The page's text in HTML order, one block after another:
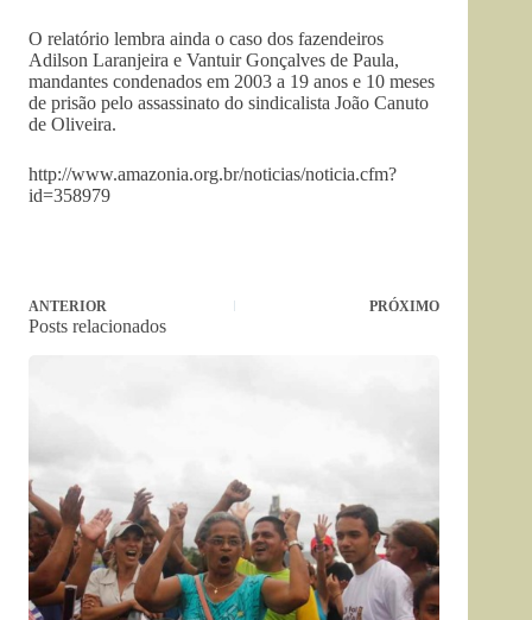
O relatório lembra ainda o caso dos fazendeiros
Adilson Laranjeira e Vantuir Gonçalves de Paula,
mandantes condenados em 2003 a 19 anos e 10 meses
de prisão pelo assassinato do sindicalista João Canuto
de Oliveira.
http://www.amazonia.org.br/noticias/noticia.cfm?
id=358979
ANTERIOR PRÓXIMO
Posts relacionados